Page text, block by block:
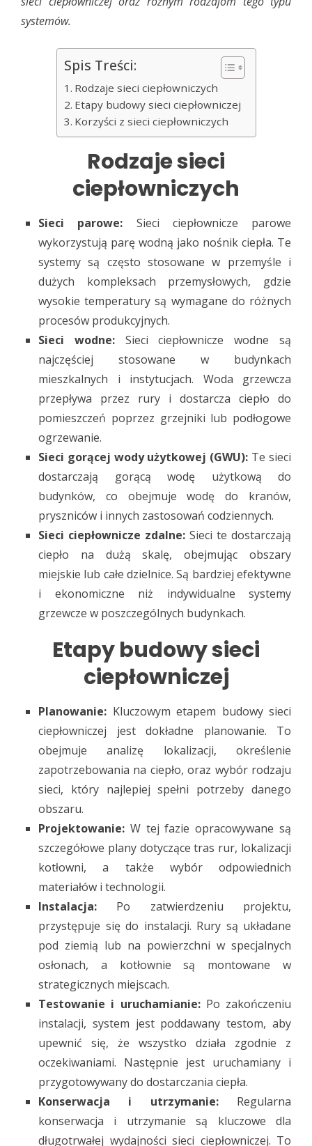
systemów.
Spis Treści:
Rodzaje sieci ciepłowniczych
Etapy budowy sieci ciepłowniczej
Korzyści z sieci ciepłowniczych
Rodzaje sieci
ciepłowniczych
Sieci parowe: Sieci ciepłownicze parowe
wykorzystują parę wodną jako nośnik ciepła. Te
systemy są często stosowane w przemyśle i
dużych kompleksach przemysłowych, gdzie
wysokie temperatury są wymagane do różnych
procesów produkcyjnych.
Sieci wodne:Sieci ciepłownicze wodne są
najczęściej stosowane w budynkach
mieszkalnych i instytucjach. Woda grzewcza
przepływa przez rury i dostarcza ciepło do
pomieszczeń poprzez grzejniki lub podłogowe
ogrzewanie.
Sieci gorącej wody użytkowej (GWU): Te sieci
dostarczają gorącą wodę użytkową do
budynków, co obejmuje wodę do kranów,
pryszniców i innych zastosowań codziennych.
Sieci ciepłownicze zdalne: Sieci te dostarczają
ciepło na dużą skalę, obejmując obszary
miejskie lub całe dzielnice. Są bardziej efektywne
i ekonomiczne niż indywidualne systemy
grzewcze w poszczególnych budynkach.
Etapy budowy sieci
ciepłowniczej
Planowanie: Kluczowym etapem budowy sieci
ciepłowniczej jest dokładne planowanie. To
obejmuje analizę lokalizacji, określenie
zapotrzebowania na ciepło, oraz wybór rodzaju
sieci, który najlepiej spełni potrzeby danego
obszaru.
Projektowanie: W tej fazie opracowywane są
szczegółowe plany dotyczące tras rur, lokalizacji
kotłowni, a także wybór odpowiednich
materiałów i technologii.
Instalacja: Po zatwierdzeniu projektu,
przystępuje się do instalacji. Rury są układane
pod ziemią lub na powierzchni w specjalnych
osłonach, a kotłownie są montowane w
strategicznych miejscach.
Testowanie i uruchamianie:Po zakończeniu
instalacji, system jest poddawany testom, aby
upewnić się, że wszystko działa zgodnie z
oczekiwaniami. Następnie jest uruchamiany i
przygotowywany do dostarczania ciepła.
Konserwacja i utrzymanie:Regularna
konserwacja i utrzymanie są kluczowe dla
długotrwałej wydajności sieci ciepłowniczej. To